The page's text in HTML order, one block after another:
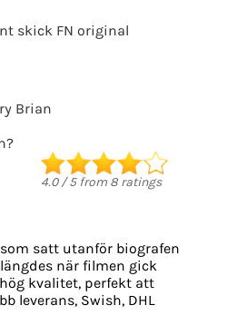
skick FN original
Brian
4.0/5from 8 ratings
satt utanför biografen
när filmen gick
kvalitet, perfekt att
leverans, Swish, DHL